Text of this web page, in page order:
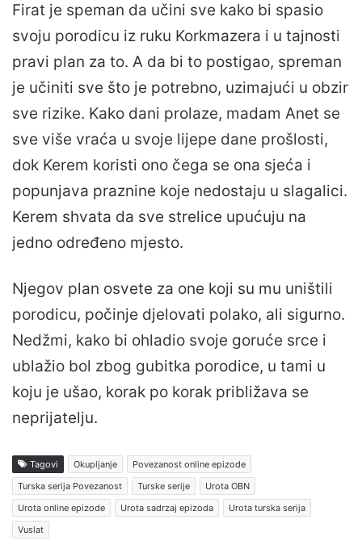
Firat je speman da učini sve kako bi spasio
svoju porodicu iz ruku Korkmazera i u tajnosti
pravi plan za to. A da bi to postigao, spreman
je učiniti sve što je potrebno, uzimajući u obzir
sve rizike. Kako dani prolaze, madam Anet se
sve više vraća u svoje lijepe dane prošlosti,
dok Kerem koristi ono čega se ona sjeća i
popunjava praznine koje nedostaju u slagalici.
Kerem shvata da sve strelice upućuju na
jedno određeno mjesto.
Njegov plan osvete za one koji su mu uništili
porodicu, počinje djelovati polako, ali sigurno.
Nedžmi, kako bi ohladio svoje goruće srce i
ublažio bol zbog gubitka porodice, u tami u
koju je ušao, korak po korak približava se
neprijatelju.
Tagovi Okupljanje
Povezanost online epizode
Turska serija Povezanost
Turske serije
Urota OBN
Urota online epizode
Urota sadrzaj epizoda
Urota turska serija
Vuslat